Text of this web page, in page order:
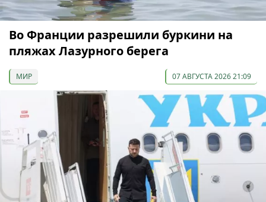
Во Франции разрешили буркини на
пляжах Лазурного берега
МИР 07 АВГУСТА 2026 21:09